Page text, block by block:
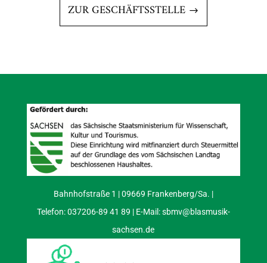
ZUR GESCHÄFTSSTELLE
Bahnhofstraße 1 | 09669 Frankenberg/Sa. |
Telefon: 037206-89 41 89 | E-Mail:sbmv@blasmusik-
sachsen.de